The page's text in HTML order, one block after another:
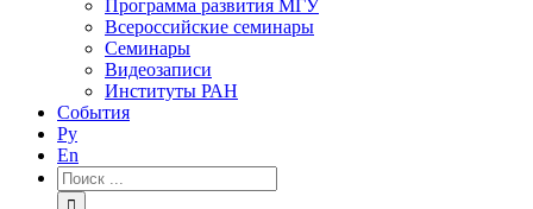
Программа развития МГУ
Всероссийские семинары
Семинары
Видеозаписи
Институты РАН
События
Ру
En
Результат
поиска: